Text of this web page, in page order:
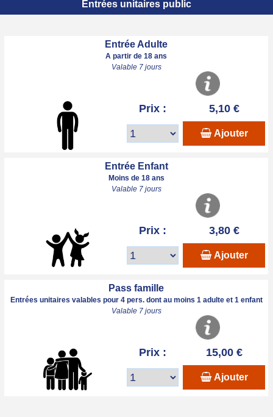
Entrées unitaires public
Entrée Adulte
A partir de 18 ans
Valable 7 jours
Prix : 5,10 €
Ajouter
Entrée Enfant
Moins de 18 ans
Valable 7 jours
Prix : 3,80 €
Ajouter
Pass famille
Entrées unitaires valables pour 4 pers. dont au moins 1 adulte et 1 enfant
Valable 7 jours
Prix : 15,00 €
Ajouter